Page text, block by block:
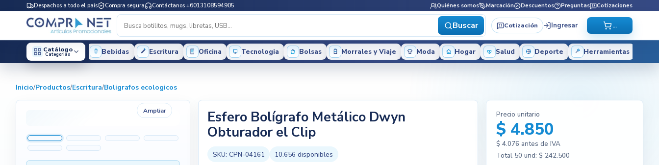
Despachos a todo el país Compra segura Contáctanos +6013108594905 Quiénes somos Marcación Descuentos Preguntas Cotizaciones
Buscar Cotización Ingresar ...
Catálogo
Categorias Bebidas Escritura Oficina Tecnologia Bolsas Morrales y Viaje Moda Hogar Salud Deporte Herramientas
Inicio/Productos/Escritura/Boligrafos ecologicos
Ampliar
Esfero Bolígrafo Metálico Dwyn
Obturador el Clip
SKU: CPN-04161 10.656 disponibles
Precio unitario
$ 4.850
$ 4.076 antes de IVA
Total 50 und:$ 242.500